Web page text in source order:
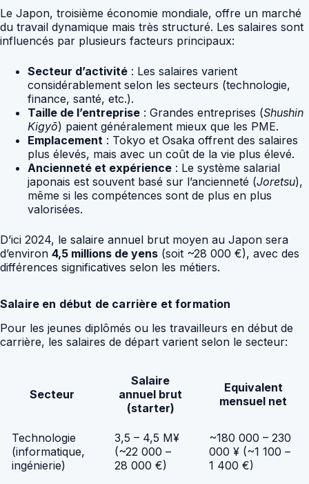
Le Japon, troisième économie mondiale, offre un marché
du travail dynamique mais très structuré. Les salaires sont
influencés par plusieurs facteurs principaux:
Secteur d’activité : Les salaires varient
considérablement selon les secteurs (technologie,
finance, santé, etc.).
Taille de l’entreprise : Grandes entreprises (Shushin
Kigyō) paient généralement mieux que les PME.
Emplacement : Tokyo et Osaka offrent des salaires
plus élevés, mais avec un coût de la vie plus élevé.
Ancienneté et expérience : Le système salarial
japonais est souvent basé sur l’ancienneté (Joretsu),
même si les compétences sont de plus en plus
valorisées.
D’ici 2024, le salaire annuel brut moyen au Japon sera
d’environ 4,5 millions de yens (soit ~28 000 €), avec des
différences significatives selon les métiers.
Salaire en début de carrière et formation
Pour les jeunes diplômés ou les travailleurs en début de
carrière, les salaires de départ varient selon le secteur:
Secteur
Salaire
annuel brut
(starter)
Equivalent
mensuel net
Technologie
(informatique,
ingénierie)
3,5 – 4,5 M¥
(~22 000 –
28 000 €)
~180 000 – 230
000 ¥ (~1 100 –
1 400 €)